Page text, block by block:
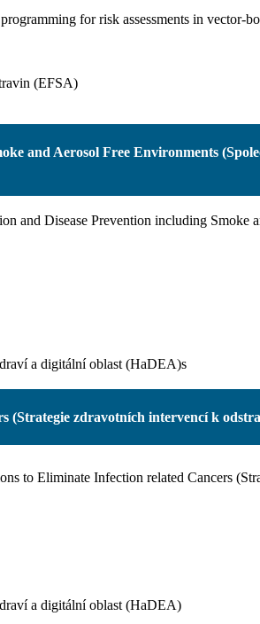
for risk assessments in vector-
(EFSA)
and Aerosol Free Environments
and Disease Prevention including Smoke
a digitální oblast (HaDEA)s
zdravotních intervencí k
to Eliminate Infection related Cancers
a digitální oblast (HaDEA)